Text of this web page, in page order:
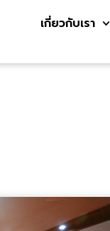
เกี่ยวกับเรา